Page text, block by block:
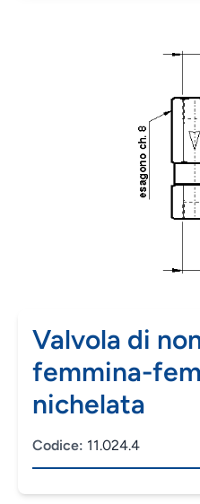
Valvola di
femmina-
nichelata
Codice: 11.024.4